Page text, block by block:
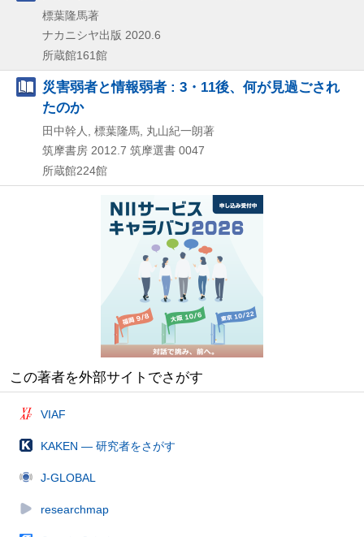
標葉隆馬著
ナカニシヤ出版 2020.6
所蔵館161館
災害弱者と情報弱者 : 3・11後、何が見過ごされ
たのか
田中幹人, 標葉隆馬, 丸山紀一朗著
筑摩書房 2012.7 筑摩選書 0047
所蔵館224館
この著者を外部サイトでさがす
VIAF
KAKEN — 研究者をさがす
J-GLOBAL
researchmap